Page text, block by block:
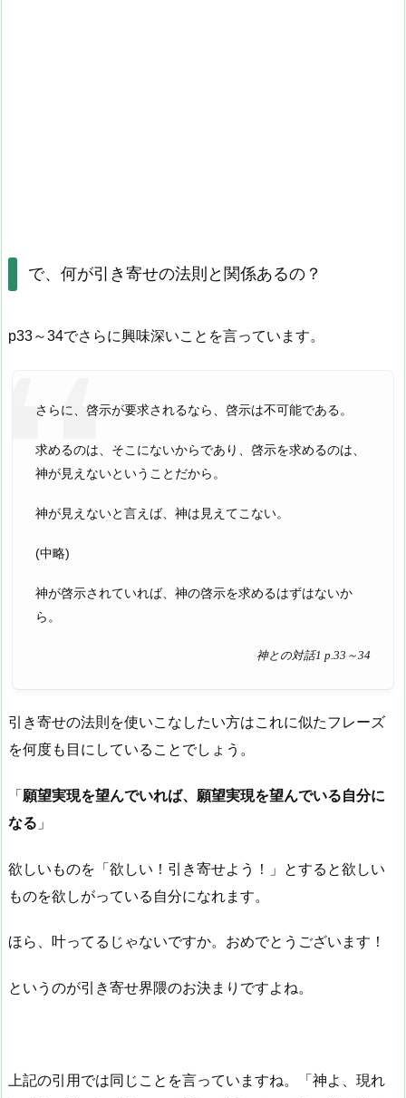
で、何が引き寄せの法則と関係あるの？
p33～34でさらに興味深いことを言っています。
さらに、啓示が要求されるなら、啓示は不可能である。
求めるのは、そこにないからであり、啓示を求めるのは、
神が見えないということだから。
神が見えないと言えば、神は見えてこない。
(中略)
神が啓示されていれば、神の啓示を求めるはずはないか
ら。
神との対話1 p.33～34
引き寄せの法則を使いこなしたい方はこれに似たフレーズ
を何度も目にしていることでしょう。
「 願望実現を望んでいれば、願望実現を望んでいる自分に
なる 」
欲しいものを「欲しい！引き寄せよう！」とすると欲しい
ものを欲しがっている自分になれます。
ほら、叶ってるじゃないですか。おめでとうございます！
というのが引き寄せ界隈のお決まりですよね。
上記の引用では同じことを言っていますね。「神よ、現れ